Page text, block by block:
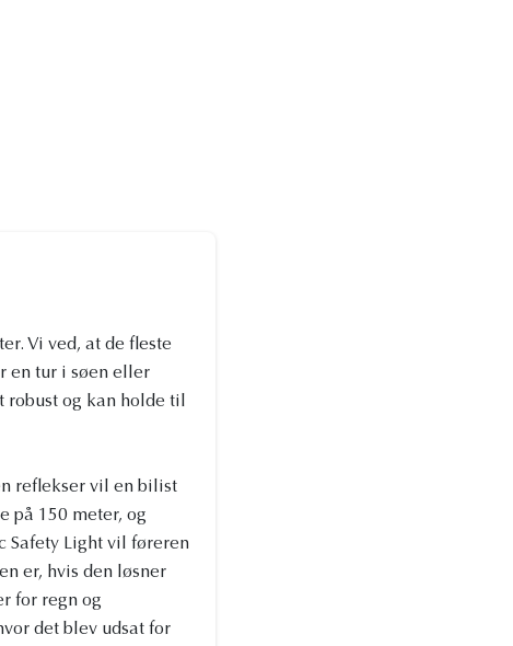
Vi ved, at de fleste
en tur i søen eller
og kan holde til
reflekser vil en bilist
på 150 meter, og
Safety Light vil føreren
er, hvis den løsner
for regn og
det blev udsat for